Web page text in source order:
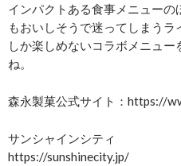
インパクトある食事メニューの
もおいしそうで迷ってしまう
しか楽しめないコラボメニュ
ね。
森永製菓公式サイト：https://
サンシャインシティ
https://sunshinecity.jp/